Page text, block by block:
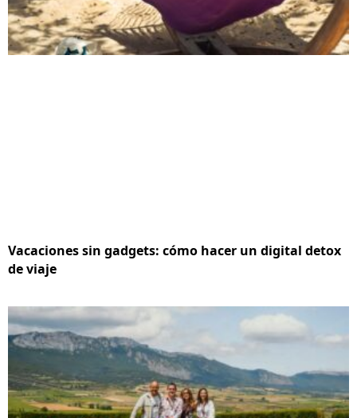
Vacaciones sin gadgets: cómo hacer un digital detox
de viaje